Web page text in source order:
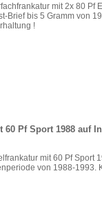
mit 2x 80 Pf
Brief bis 5 Gramm von
!
60 Pf Sport 1988 auf
mit 60 Pf Sport
von 1988-1993.